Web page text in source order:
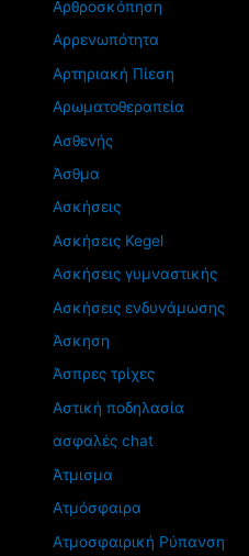
Αρθροσκόπηση
Αρρενωπότητα
Αρτηριακή Πίεση
Αρωματοθεραπεία
Ασθενής
Άσθμα
Ασκήσεις
Ασκήσεις Kegel
Ασκήσεις γυμναστικής
Ασκήσεις ενδυνάμωσης
Άσκηση
Άσπρες τρίχες
Αστική ποδηλασία
ασφαλές chat
Άτμισμα
Ατμόσφαιρα
Ατμοσφαιρική Ρύπανση